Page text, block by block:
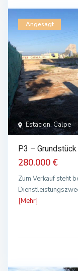
Estacion, Calpe
Angesagt
P3 –
280.000 €
Zum Verkauf steht
[Mehr]